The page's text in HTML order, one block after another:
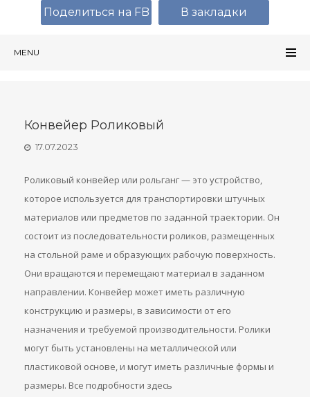
MENU
Конвейер Роликовый
17.07.2023
Роликовый конвейер или рольганг — это устройство,
которое используется для транспортировки штучных
материалов или предметов по заданной траектории. Он
состоит из последовательности роликов, размещенных
на стольной раме и образующих рабочую поверхность.
Они вращаются и перемещают материал в заданном
направлении. Конвейер может иметь различную
конструкцию и размеры, в зависимости от его
назначения и требуемой производительности. Ролики
могут быть установлены на металлической или
пластиковой основе, и могут иметь различные формы и
размеры. Все подробности здесь
Поделиться на FB В закладки